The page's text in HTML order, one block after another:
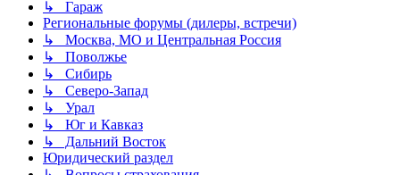
↳ Гараж
Региональные форумы (дилеры, встречи)
↳ Москва, МО и Центральная Россия
↳ Поволжье
↳ Сибирь
↳ Северо-Запад
↳ Урал
↳ Юг и Кавказ
↳ Дальний Восток
Юридический раздел